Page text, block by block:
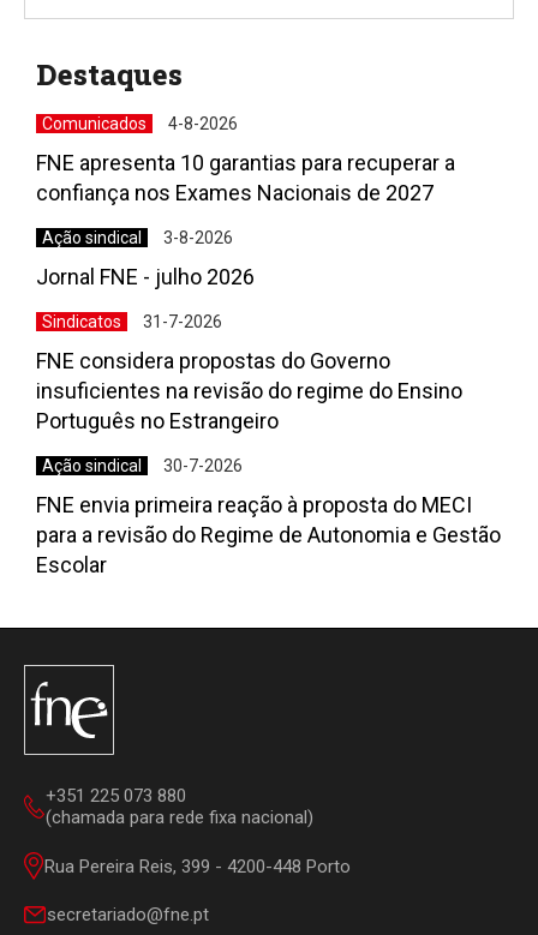
Destaques
Comunicados 4-8-2026
FNE apresenta 10 garantias para recuperar a
confiança nos Exames Nacionais de 2027
Ação sindical 3-8-2026
Jornal FNE - julho 2026
Sindicatos 31-7-2026
FNE considera propostas do Governo
insuficientes na revisão do regime do Ensino
Português no Estrangeiro
Ação sindical 30-7-2026
FNE envia primeira reação à proposta do MECI
para a revisão do Regime de Autonomia e Gestão
Escolar
+351 225 073 880
(chamada para rede fixa nacional)
Rua Pereira Reis, 399 - 4200-448 Porto
secretariado@fne.pt